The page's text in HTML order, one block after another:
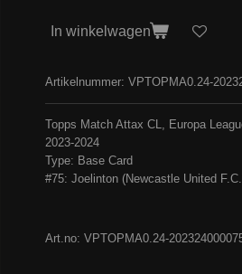
In winkelwagen
Artikelnummer: VPTOPMA0.24-
Topps Match Attax CL, Europa
2023-2024
Type: Base Card
#75: Joelinton (Newcastle United
Art.no: VPTOPMA0.24-